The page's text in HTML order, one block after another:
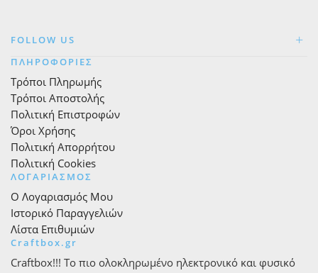
FOLLOW US
ΠΛΗΡΟΦΟΡΙΕΣ
Τρόποι Πληρωμής
Τρόποι Αποστολής
Πολιτική Επιστροφών
Όροι Χρήσης
Πολιτική Απορρήτου
Πολιτική Cookies
ΛΟΓΑΡΙΑΣΜΟΣ
Ο Λογαριασμός Μου
Ιστορικό Παραγγελιών
Λίστα Επιθυμιών
Craftbox.gr
Craftbox!!! Το πιο ολοκληρωμένο ηλεκτρονικό και φυσικό